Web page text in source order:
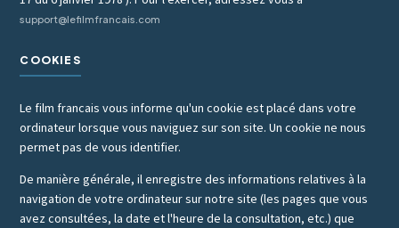
support@lefilmfrancais.com
COOKIES
Le film francais vous informe qu'un cookie est placé dans votre
ordinateur lorsque vous naviguez sur son site. Un cookie ne nous
permet pas de vous identifier.
De manière générale, il enregistre des informations relatives à la
navigation de votre ordinateur sur notre site (les pages que vous
avez consultées, la date et l'heure de la consultation, etc.) que